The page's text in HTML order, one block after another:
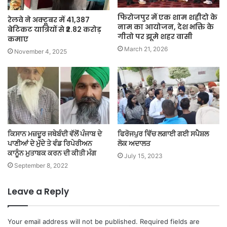
रेलवे ने अक्टूबर में 41,387
बेटिकट यात्रियों से ₹2.82 करोड़
कमाए
November 4, 2025
फिरोजपुर में एक शाम शहीदो के
नाम का आयोजन, देश भक्ति के
गीतो पर झूमे शहर वासी
March 21, 2026
ਕਿਸਾਨ ਮਜ਼ਦੂਰ ਜਥੇਬੰਦੀ ਵੱਲੋਂ ਪੰਜਾਬ ਦੇ
ਪਾਣੀਆਂ ਦੇ ਮੁੱਦੇ ਤੇ ਵੰਡ ਰਿਪੇਰੀਅਨ
ਕਾਨੂੰਨ ਮੁਤਾਬਕ ਕਰਨ ਦੀ ਕੀਤੀ ਮੰਗ
September 8, 2022
ਫਿਰੋਜਪੁਰ ਵਿੱਚ ਲਗਾਈ ਗਈ ਸਪੈਸ਼ਲ
ਲੋਕ ਅਦਾਲਤ
July 15, 2023
Leave a Reply
Your email address will not be published. Required fields are